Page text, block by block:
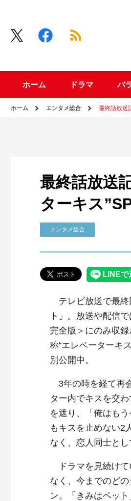
ホーム ドラマ バ
ホーム エンタメ総合 最終話放送
最終話放送
ターキス
エンタメ総合
テレビ放送で最終
ト」。放送や配信
完全版＞にのみ収
称“エレベーターキ
別公開中。
3年の時を経て再
ター内でキスを交
を遮り、「俺はも
もキスを止めない2
なく、恋人同士と
ドラマを見続けて
なく、今までのど
ン。「きみはペッ